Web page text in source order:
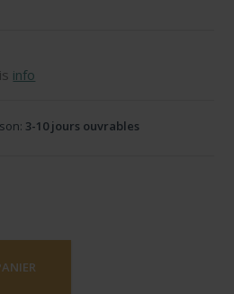
info
3-10 jours ouvrables